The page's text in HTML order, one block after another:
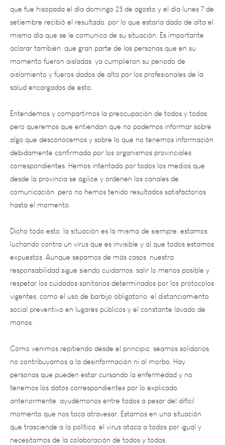
mismo día que se le comunica de su situación. Es importante
aclarar también, que gran parte de las personas que en su
momento fueron aisladas, ya cumplieron su periodo de
aislamiento y fueros dados de alta por los profesionales de la
salud encargados de esto.
Entendemos y compartimos la preocupación de todos y todas,
pero queremos que entiendan que no podemos informar sobre
algo que desconocemos y sobre lo que no tenemos información
debidamente confirmada por los organismos provinciales
correspondientes. Hemos intentado por todos los medios que
desde la provincia se agilice y ordenen los canales de
comunicación, pero no hemos tenido resultados satisfactorios
hasta el momento.
Dicho todo esto, la situación es la misma de siempre: estamos
luchando contra un virus que es invisible y al que todos estamos
expuestos. Aunque sepamos de más casos, nuestra
responsabilidad sigue siendo cuidarnos, salir lo menos posible y
respetar los cuidados sanitarios determinados por los protocolos
vigentes, como el uso de barbijo obligatorio, el distanciamiento
social preventivo en lugares públicos y el constante lavado de
manos.
Como venimos repitiendo desde el principio, seamos solidarios,
no contribuyamos a la desinformación ni al morbo. Hay
personas que pueden estar cursando la enfermedad y no
tenemos los datos correspondientes por lo explicado
anteriormente, ayudémonos entre todos a pesar del difícil
momento que nos toca atravesar. Estamos en una situación
que trasciende a la política, el virus ataca a todos por igual y
necesitamos de la colaboración de todos y todas.